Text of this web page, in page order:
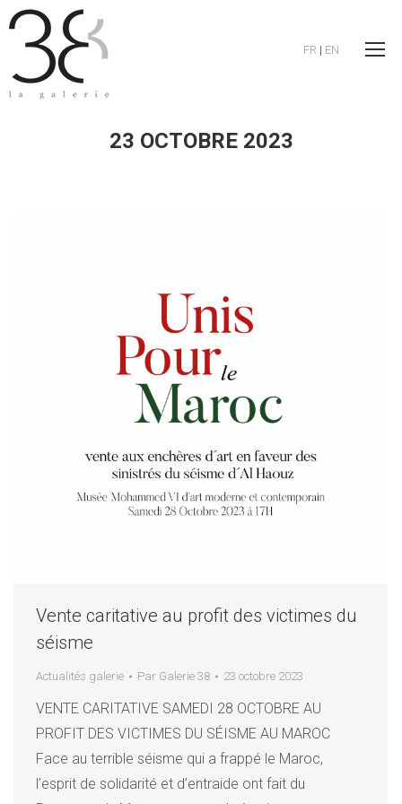
FR | EN
23 OCTOBRE 2023
Vente caritative au profit des victimes du
séisme
Actualités galerie Par Galerie 38 23 octobre 2023
VENTE CARITATIVE SAMEDI 28 OCTOBRE AU
PROFIT DES VICTIMES DU SÉISME AU MAROC
Face au terrible séisme qui a frappé le Maroc,
l’esprit de solidarité et d’entraide ont fait du